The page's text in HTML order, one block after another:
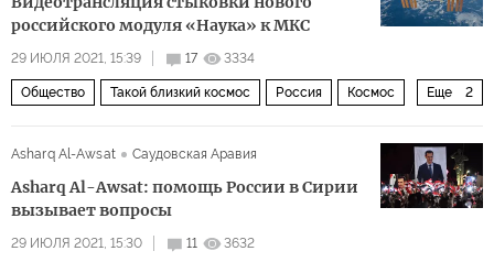
российского модуля «Наука» к МКС
29 ИЮЛЯ 2021, 15:39 17 3334
Еще 2
Общество Такой близкий космос Россия Космос
Asharq Al-Awsat Саудовская Аравия
Asharq Al-Awsat: помощь России в Сирии
вызывает вопросы
29 ИЮЛЯ 2021, 15:30 11 3632